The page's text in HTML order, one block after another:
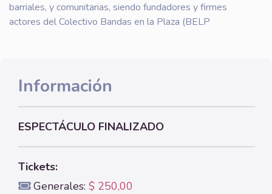
barriales, y comunitarias, siendo fundadores y firmes
actores del Colectivo Bandas en la Plaza (BELP
Información
ESPECTÁCULO FINALIZADO
Tickets:
Generales: $ 250,00